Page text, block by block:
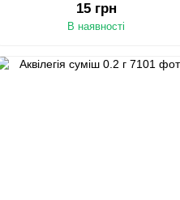
15 грн
В наявності